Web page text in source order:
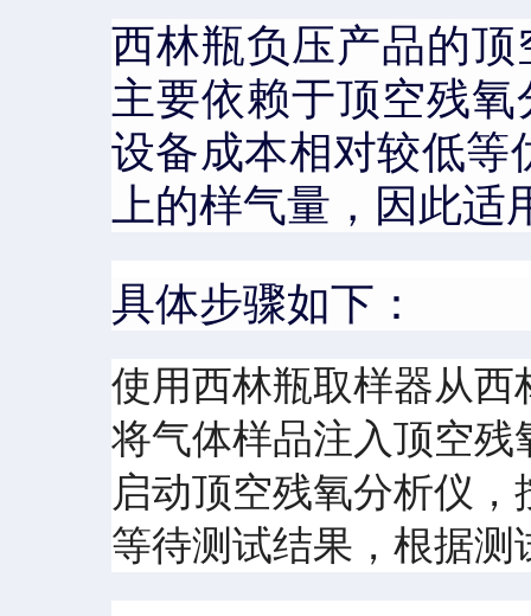
西林瓶负压产品的
主要依赖于顶空残
设备成本相对较低等
上的样气量，因此
具体步骤如下：
使用西林瓶取样器从
将气体样品注入顶空残
启动顶空残氧分析仪
等待测试结果，根据